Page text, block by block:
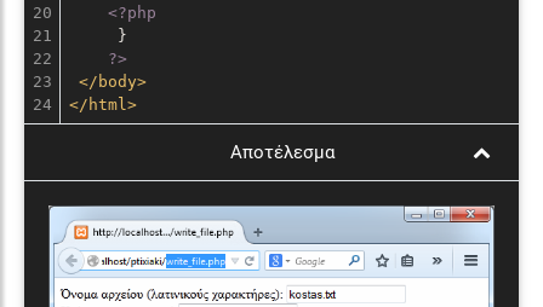
20
21
22
23
<?php
     }
?>
</ body>
</ html >
Αποτέλεσμα